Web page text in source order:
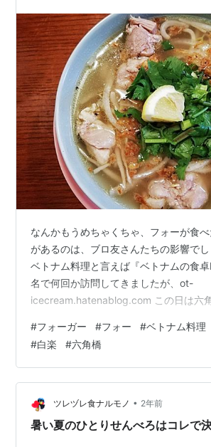
なんかもうめちゃくちゃ、フォーが食
があるのは、ブロ友さんたちの影響で
ベトナム料理と言えば『ベトナムの食
名で何回か訪問してきましたが、ot-
icecream.hatenablog.com この日は六
ことのなかったWIN'Sさんへ出かけてみ
も狭く、コロナ対策パーティションの関
名席が3つ、4名席が1つ。平日の12時
でに2名席は全て埋まっていました。後
待ちになっていたし、その後もお客様が
ンチは、前菜プラ…
#フォーガー #フォー #ベトナム料理
#白楽 #六角橋
ツレヅレ食ナルモノ • 2年前
暑い夏のひとりせんべろはコレで